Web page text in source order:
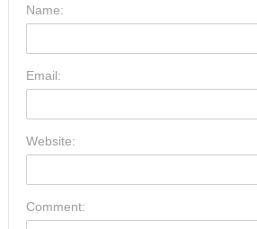
Name:
Email:
Website:
Comment: